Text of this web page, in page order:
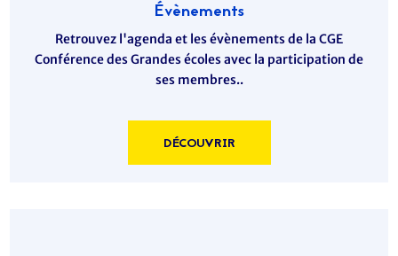
Évènements
Retrouvez l'agenda et les évènements de la CGE
Conférence des Grandes écoles avec la participation de
ses membres..
DÉCOUVRIR